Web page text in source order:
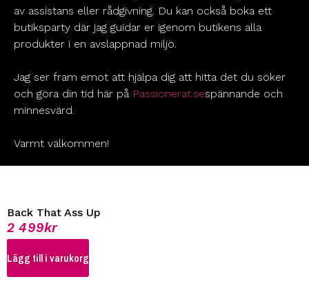
av assistans eller rådgivning. Du kan också boka ett
butiksparty där jag guidar er igenom butikens alla
produkter i en avslappnad miljö.
Jag ser fram emot att hjälpa dig att hitta det du söker
och göra din tid här på Passionerat.sespännande och
minnesvärd.
Varmt välkommen!
Back That Ass Up
2 499kr
Lägg till i varukorg